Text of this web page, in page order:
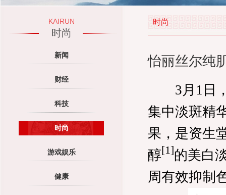
KAIRUN
时尚
新闻
财经
科技
时尚
游戏娱乐
健康
时尚
怡丽丝尔纯
3月1日，
集中淡斑精
果，是资生
醇[1]的美白
周有效抑制